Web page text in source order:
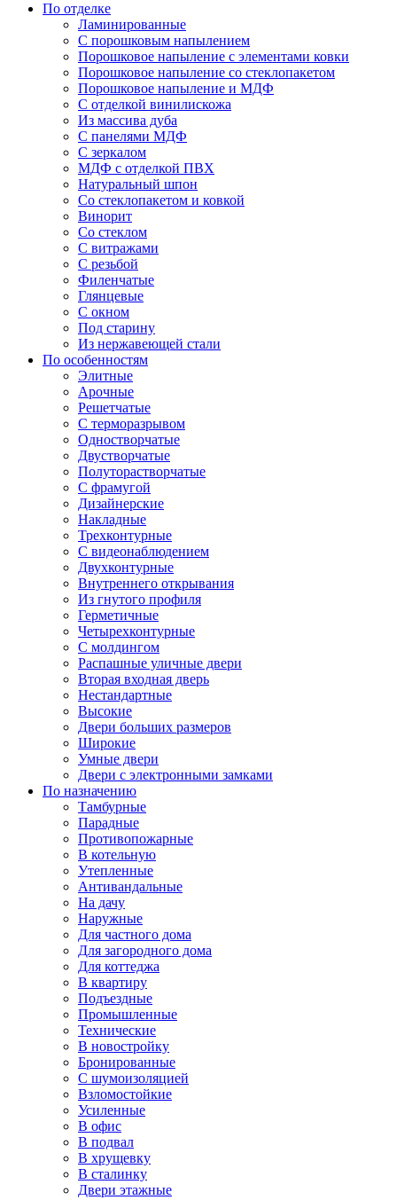
По отделке
Ламинированные
С порошковым напылением
Порошковое напыление с элементами ковки
Порошковое напыление со стеклопакетом
Порошковое напыление и МДФ
С отделкой винилискожа
Из массива дуба
С панелями МДФ
С зеркалом
МДФ с отделкой ПВХ
Натуральный шпон
Со стеклопакетом и ковкой
Винорит
Со стеклом
С витражами
С резьбой
Филенчатые
Глянцевые
С окном
Под старину
Из нержавеющей стали
По особенностям
Элитные
Арочные
Решетчатые
С терморазрывом
Одностворчатые
Двустворчатые
Полуторастворчатые
С фрамугой
Дизайнерские
Накладные
Трехконтурные
С видеонаблюдением
Двухконтурные
Внутреннего открывания
Из гнутого профиля
Герметичные
Четырехконтурные
С молдингом
Распашные уличные двери
Вторая входная дверь
Нестандартные
Высокие
Двери больших размеров
Широкие
Умные двери
Двери с электронными замками
По назначению
Тамбурные
Парадные
Противопожарные
В котельную
Утепленные
Антивандальные
На дачу
Наружные
Для частного дома
Для загородного дома
Для коттеджа
В квартиру
Подъездные
Промышленные
Технические
В новостройку
Бронированные
С шумоизоляцией
Взломостойкие
Усиленные
В офис
В подвал
В хрущевку
В сталинку
Двери этажные